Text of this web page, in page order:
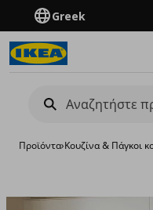
Greek
Προϊόντα›Κουζίνα & Πάγκοι